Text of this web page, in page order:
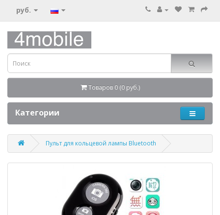
руб.
Товаров 0 (0 руб.)
Категории
Пульт для кольцевой лампы Bluetooth